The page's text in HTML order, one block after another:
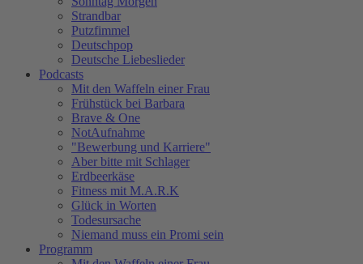
Strandbar
Putzfimmel
Deutschpop
Deutsche Liebeslieder
Podcasts
Mit den Waffeln einer Frau
Frühstück bei Barbara
Brave & One
NotAufnahme
"Bewerbung und Karriere"
Aber bitte mit Schlager
Erdbeerkäse
Fitness mit M.A.R.K
Glück in Worten
Todesursache
Niemand muss ein Promi sein
Programm